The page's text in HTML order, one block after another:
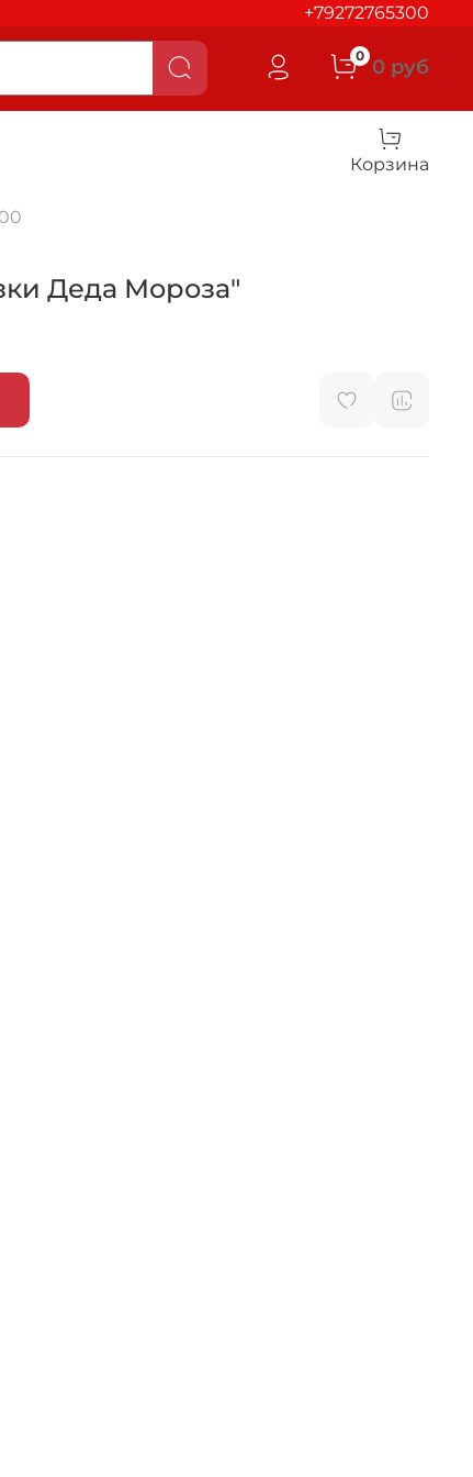
+79272765300
0 0 руб
Корзина
Деда Мороза"